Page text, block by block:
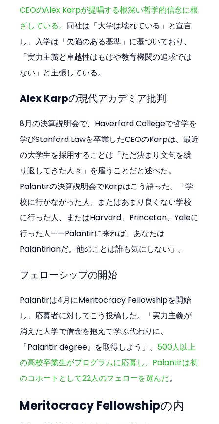
CEOのAlex Karpが提唱する根深い哲学的信念に根
ざしている。 同社は「大学は壊れている」と宣言
し、入学は「欠陥のある基準」に基づいており、
「実力主義と卓越性はもはや教育機関の追求では
ない」と主張している。
Alex Karpの現代アカデミア批判
8月の決算説明会で、Haverford Collegeで哲学を
学びStanford Lawを卒業したCEOのKarpは、最近
の大学生を採用することは「ただ決まり文句を繰
り返してきた人々」を雇うことだと述べた。
Palantirの決算説明会でKarpはこう語った。「学
校に行かなかった人、またはあまり良くない学校
に行った人、またはHarvard、Princeton、Yaleに
行った人——Palantirに来れば、あなたは
Palantirianだ。他のことは誰も気にしない」。
フェローシップの開始
Palantirは4月にMeritocracy Fellowshipを開始
し、応募者に対してこう投稿した。「実力主義が
消えた大学で借金を抱えて学ぶ代わりに、
『Palantir degree』を取得しよう」。 500人以上
の高校卒業生がプログラムに応募し、Palantirは初
のコホートとして22人のフェローを選んだ。
Meritocracy Fellowshipの内